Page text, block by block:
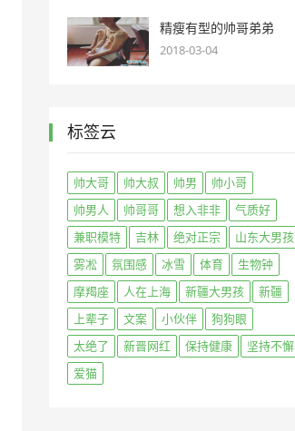
精瘦有型的帅哥弟弟
2018-03-04
标签云
帅大哥 帅大叔 帅男
帅小哥
帅男人
帅哥哥 想入非非
气质好
兼职模特
吉林 绝对正宗
山东大男孩
雾凇
氛围感 冰雪 体育
生物钟
摩羯座
人在上海 新疆大男孩
新疆
上辈子
文案 小伙伴
狗狗眼
太绝了
新晋网红 保持健康
坚持不懈
爱猫